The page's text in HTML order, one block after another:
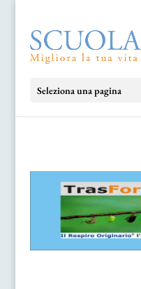
Seleziona una pagina